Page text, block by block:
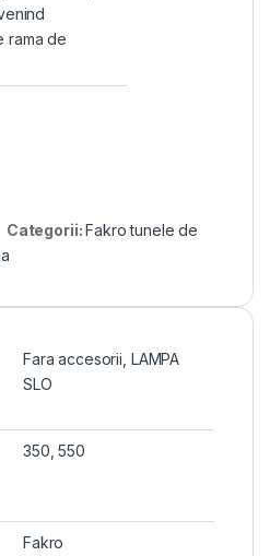
rama de
Categorii:Fakro tunele de
Fara accesorii, LAMPA
SLO
350, 550
Fakro